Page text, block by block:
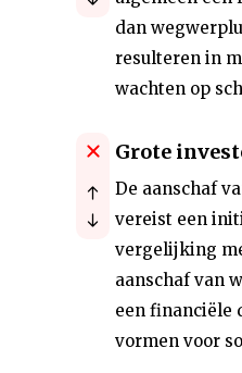
dan
resulteren in
wachten op
Grote
De aanschaf
vereist een
vergelijking
aanschaf van
een financiële
vormen voor